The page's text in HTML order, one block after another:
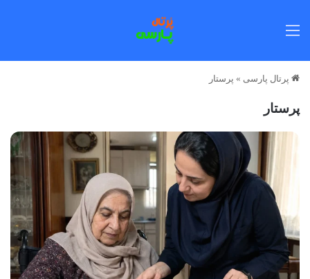
پرتال پارسی » پرستار
پرستار